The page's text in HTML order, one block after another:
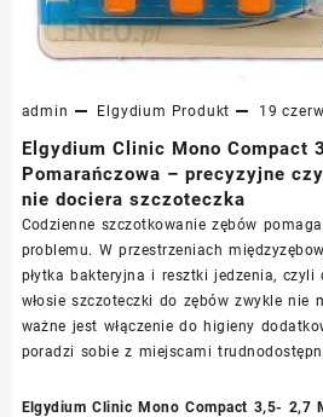
admin Elgydium Produkt 19
Elgydium Clinic Mono Compact
Pomarańczowa – precyzyjne
nie dociera szczoteczka
Codzienne szczotkowanie zębów
problemu. W przestrzeniach
płytka bakteryjna i resztki jedzenia, czyli
włosie szczoteczki do zębów zwykle nie
ważne jest włączenie do higieny
poradzi sobie z miejscami
Elgydium Clinic Mono Compact 3,5- 2,7